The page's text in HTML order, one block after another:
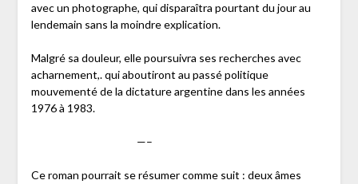
avec un photographe, qui disparaîtra pourtant du jour au
lendemain sans la moindre explication.
Malgré sa douleur, elle poursuivra ses recherches avec
acharnement,. qui aboutiront au passé politique
mouvementé de la dictature argentine dans les années
1976 à 1983.
—–
Ce roman pourrait se résumer comme suit : deux âmes